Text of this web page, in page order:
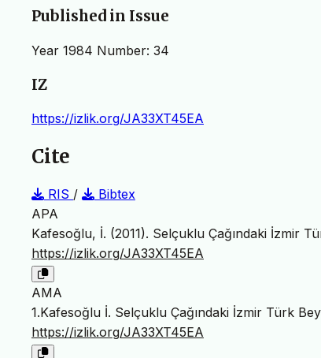
Published in Issue
Year 1984 Number: 34
IZ
https://izlik.org/JA33XT45EA
Cite
RIS /
Bibtex
APA
Kafesoğlu, İ. (2011). Selçuklu Çağındaki İzmir
https://izlik.org/JA33XT45EA
AMA
1.Kafesoğlu İ. Selçuklu Çağındaki İzmir Türk
https://izlik.org/JA33XT45EA